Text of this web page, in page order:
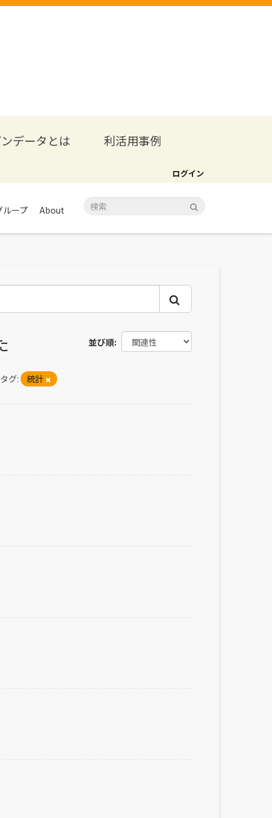
データとは 利活用事例
ログイン
ループ About
並び順
タグ: 統計